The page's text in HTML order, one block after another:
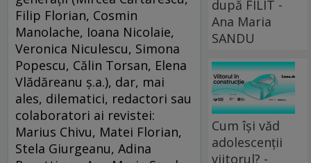
Filip Florian, Cosmin
Manolache, Ioana Nicolaie,
Veronica Niculescu, Simona
Popescu, Călin Torsan, Elena
Vlădăreanu ş.a.), dar, mai
ales, dilematici, redactori sau
colaboratori ai revistei:
Marius Chivu, Matei Florian,
Stela Giurgeanu, Adina
după FILIT -
Ana Maria
SANDU
Cum își văd
adolescenții
viitorul? -